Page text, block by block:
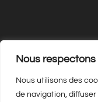
Nous
Nous utilisons des
de navigation,